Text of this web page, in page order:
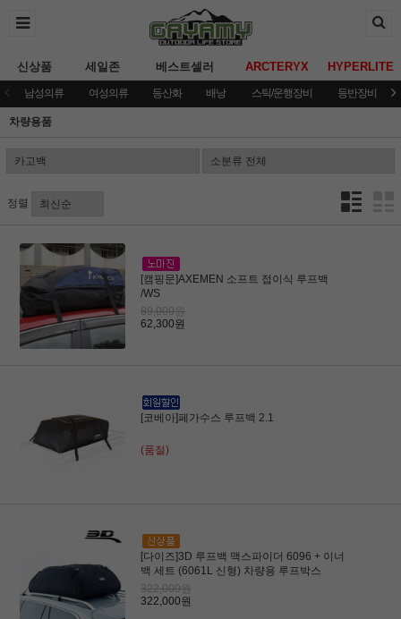
신상품 세일존 베스트셀러 ARCTERYX HYPERLITE
남성의류 여성의류 등산화 배낭 스틱/운행장비 등반장비
차량용품
정렬
[캠핑문]AXEMEN 소프트 접이식 루프백
/WS
89,000원
62,300원
[코베아]페가수스 루프백 2.1
(품절)
[다이즈]3D 루프백 맥스파이더 6096 + 이너
백 세트 (6061L 신형) 차량용 루프박스
322,000원
322,000원